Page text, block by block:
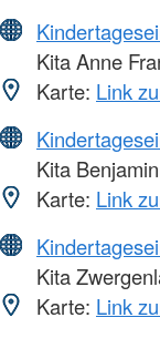
Kita Anne
Karte: Link
Kita
Karte: Link
Kita
Karte: Link